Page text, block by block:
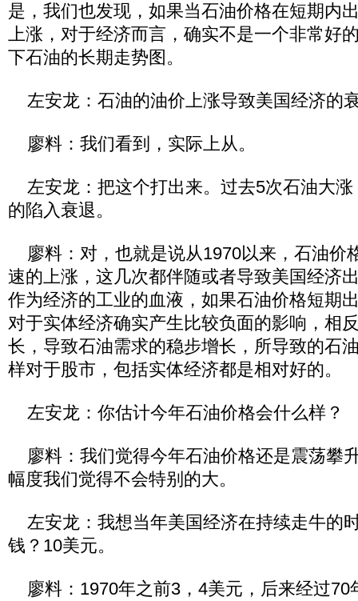
是，我们也发现，如果当石油价格在短期内
上涨，对于经济而言，确实不是一个非常好
下石油的长期走势图。
左安龙：石油的油价上涨导致美国经济的
廖料：我们看到，实际上从。
左安龙：把这个打出来。过去5次石油大涨
的陷入衰退。
廖料：对，也就是说从1970以来，石油价
速的上涨，这几次都伴随或者导致美国经济
作为经济的工业的血液，如果石油价格短期
对于实体经济确实产生比较负面的影响，相
长，导致石油需求的稳步增长，所导致的石
样对于股市，包括实体经济都是相对好的。
左安龙：你估计今年石油价格会什么样？
廖料：我们觉得今年石油价格还是震荡攀
幅度我们觉得不会特别的大。
左安龙：我想当年美国经济在持续走牛的
钱？10美元。
廖料：1970年之前3，4美元，后来经过70